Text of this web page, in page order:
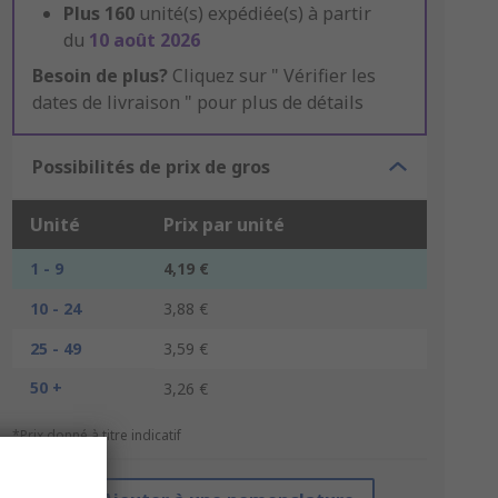
Plus 160 unité(s) expédiée(s) à partir
du 10 août 2026
Besoin de plus? Cliquez sur " Vérifier les
dates de livraison " pour plus de détails
Possibilités de prix de gros
Unité Prix par unité
1 - 9
4,19 €
10 - 24
3,88 €
25 - 49
3,59 €
50 +
3,26 €
*Prix donné à titre indicatif